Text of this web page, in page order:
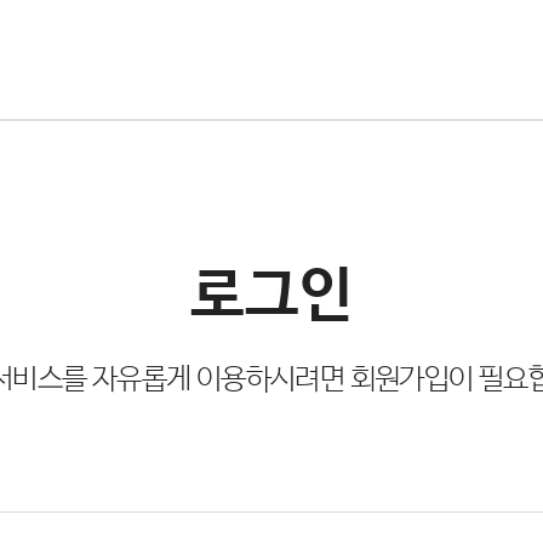
로그인
비스를 자유롭게 이용하시려면 회원가입이 필요